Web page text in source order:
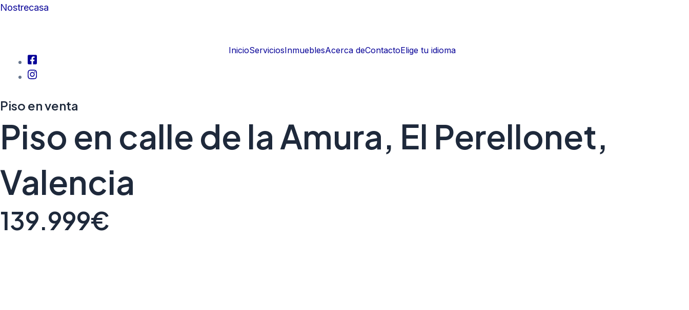
Ir
Nostrecasa
InicioServiciosInmueblesAcerca deContactoElige tu idioma
Piso en venta
Piso en calle de la Amura, El Perellonet,
Valencia
139.999€
Navegación